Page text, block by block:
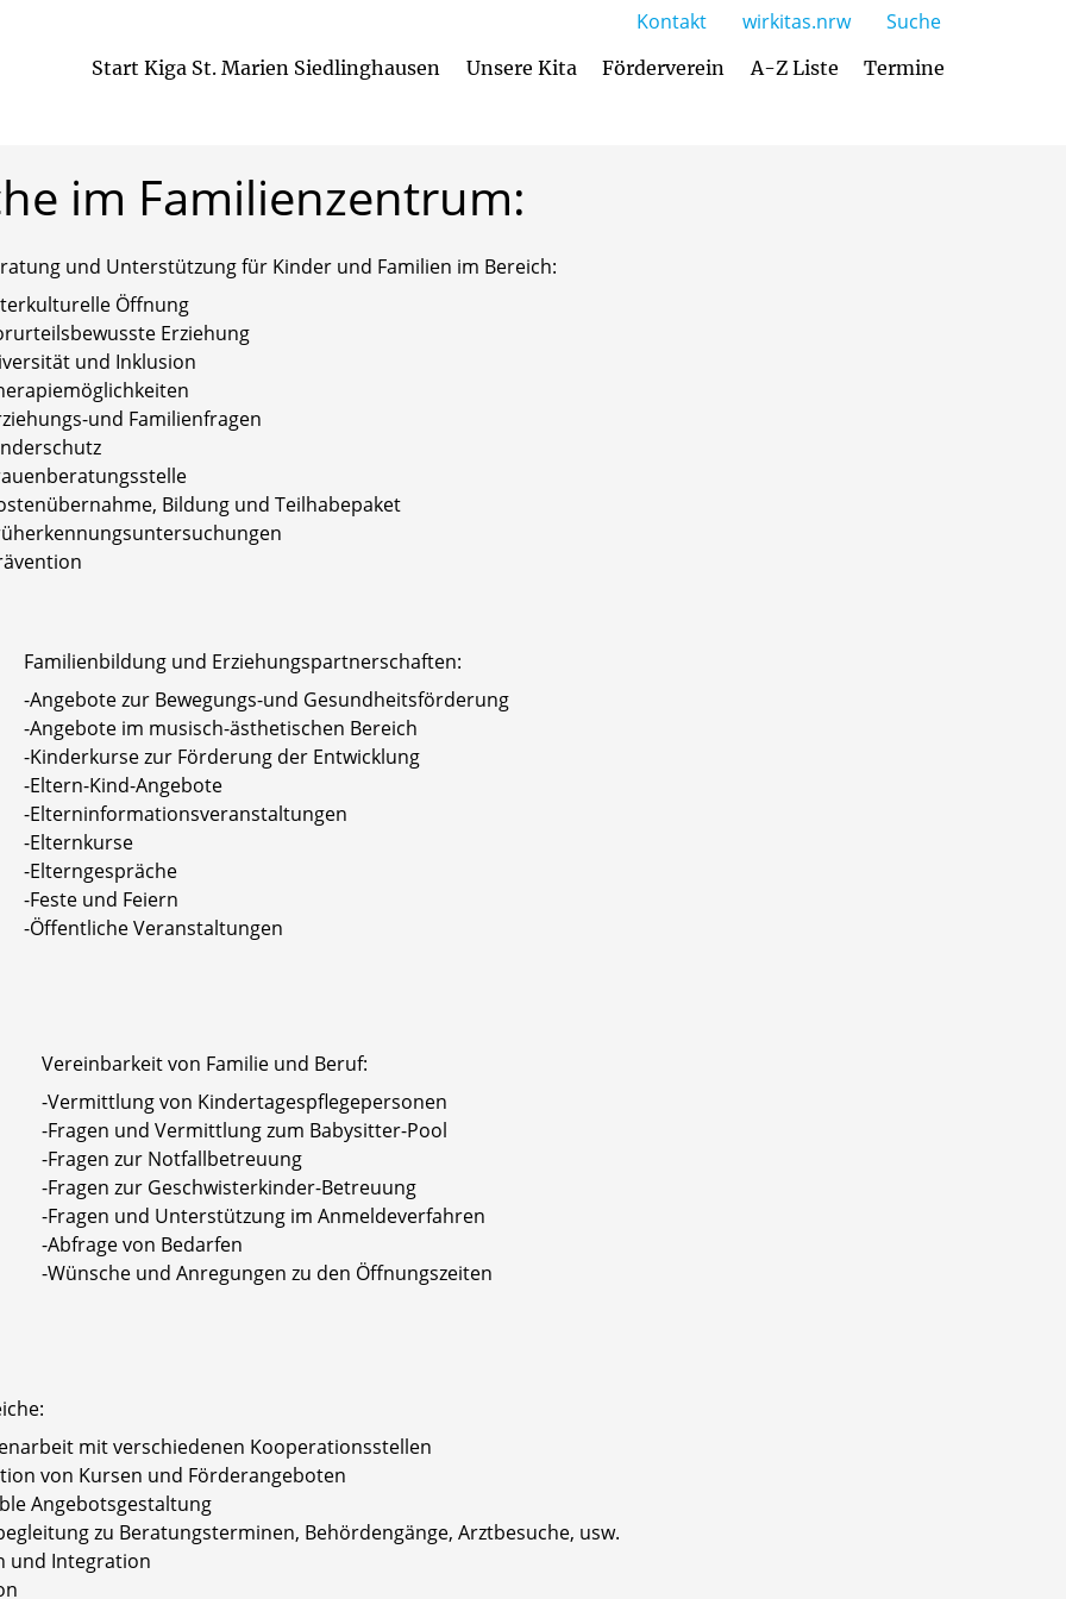
Start Kiga St. Marien Siedlinghausen Unsere Kita Förderverein A-Z Liste Termine
Kontakt wirkitas.nrw Suche
im Familienzentrum:
und Unterstützung für Kinder und Familien im Bereich:
Öffnung
Erziehung
und Inklusion
und Familienfragen
Bildung und Teilhabepaket
Familienbildung und Erziehungspartnerschaften:
-Angebote zur Bewegungs-und Gesundheitsförderung
-Angebote im musisch-ästhetischen Bereich
-Kinderkurse zur Förderung der Entwicklung
-Eltern-Kind-Angebote
-Elterninformationsveranstaltungen
-Elternkurse
-Elterngespräche
-Feste und Feiern
-Öffentliche Veranstaltungen
Vereinbarkeit von Familie und Beruf:
-Vermittlung von Kindertagespflegepersonen
-Fragen und Vermittlung zum Babysitter-Pool
-Fragen zur Notfallbetreuung
-Fragen zur Geschwisterkinder-Betreuung
-Fragen und Unterstützung im Anmeldeverfahren
-Abfrage von Bedarfen
-Wünsche und Anregungen zu den Öffnungszeiten
mit verschiedenen Kooperationsstellen
von Kursen und Förderangeboten
Angebotsgestaltung
zu Beratungsterminen, Behördengänge, Arztbesuche, usw.
und Integration